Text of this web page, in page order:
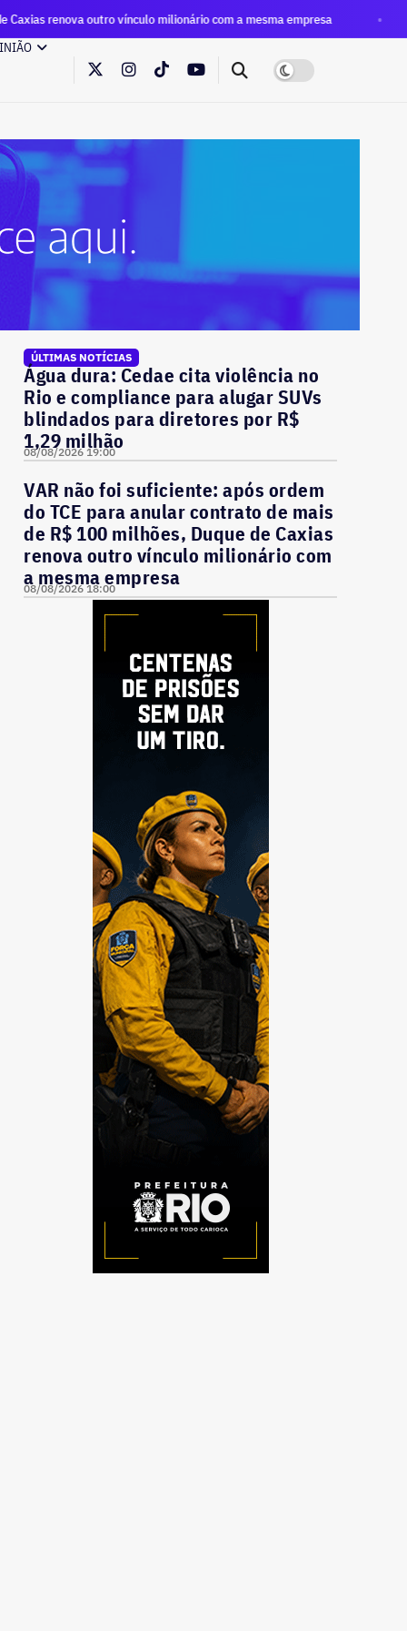
vínculo milionário com a mesma empresa
Eleições 2026:
ÚLTIMAS NOTÍCIAS
Água dura: Cedae cita violência no
Rio e compliance para alugar SUVs
blindados para diretores por R$
1,29 milhão
08/08/2026 19:00
VAR não foi suficiente: após ordem
do TCE para anular contrato de mais
de R$ 100 milhões, Duque de Caxias
renova outro vínculo milionário com
a mesma empresa
08/08/2026 18:00